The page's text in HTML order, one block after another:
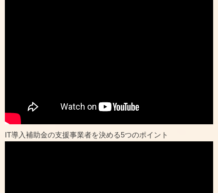
IT導入補助金の支援事業者を決める5つのポイント